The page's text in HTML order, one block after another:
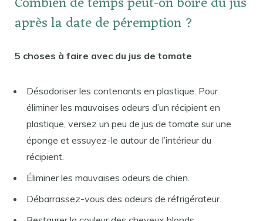
après la date de péremption ?
5 choses à faire avec du jus de tomate
Désodoriser les contenants en plastique. Pour
éliminer les mauvaises odeurs d’un récipient en
plastique, versez un peu de jus de tomate sur une
éponge et essuyez-le autour de l’intérieur du
récipient.
Éliminer les mauvaises odeurs de chien.
Débarrassez-vous des odeurs de réfrigérateur.